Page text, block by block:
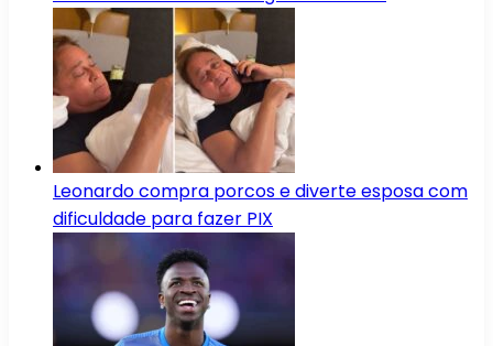
Leonardo compra porcos e diverte esposa com
dificuldade para fazer PIX